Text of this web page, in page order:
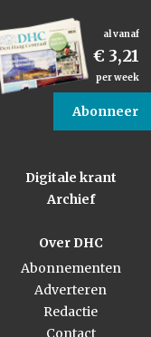
al vanaf
€ 3,21
per week
Abonneer
Digitale krant
Archief
Over DHC
Abonnementen
Adverteren
Redactie
Contact